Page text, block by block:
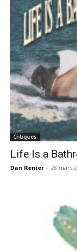
Critiques
Life Is a
Dan Renier - 28 mars